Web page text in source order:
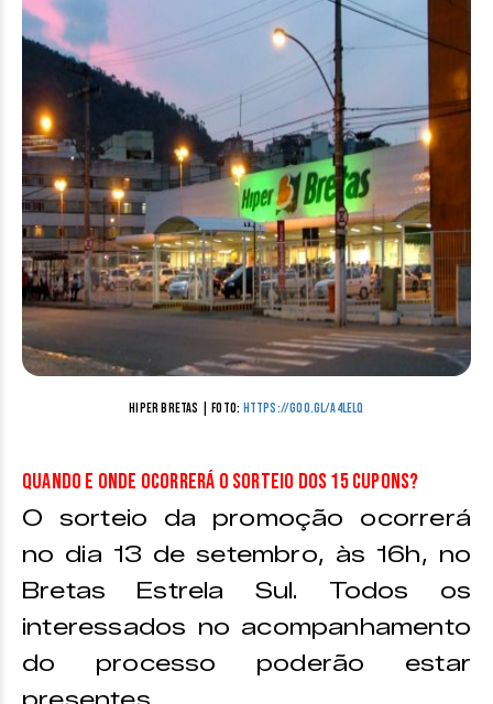
Hiper Bretas | Foto: https://goo.gl/A4LELq
Quando e onde ocorrerá o sorteio dos 15 cupons?
O sorteio da promoção ocorrerá
no dia 13 de setembro, às 16h, no
Bretas Estrela Sul. Todos os
interessados no acompanhamento
do processo poderão estar